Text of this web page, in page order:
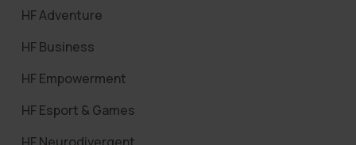
HF Adventure
HF Business
HF Empowerment
HF Esport & Games